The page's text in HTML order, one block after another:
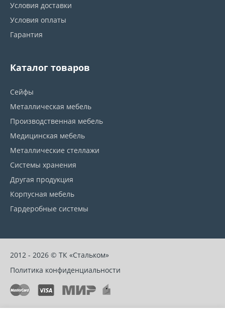
Условия доставки
Условия оплаты
Гарантия
Каталог товаров
Сейфы
Металлическая мебель
Производственная мебель
Медицинская мебель
Металлические стеллажи
Системы хранения
Другая продукция
Корпусная мебель
Гардеробные системы
2012 - 2026 © ТК «Стальком»
Политика конфиденциальности